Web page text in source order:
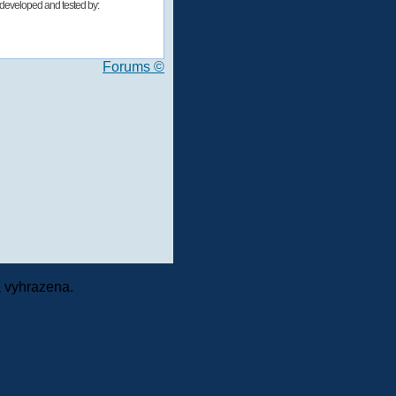
and tested by:
Forums ©
vyhrazena.